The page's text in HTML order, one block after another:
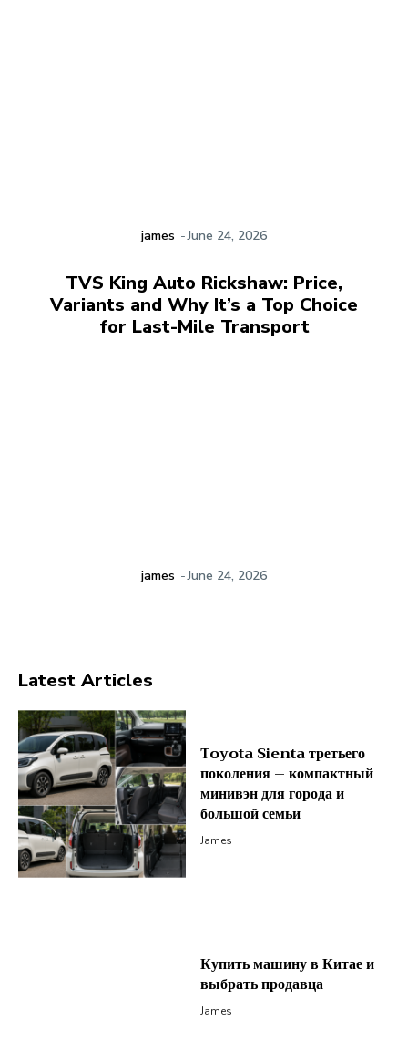
james -June 24, 2026
TVS King Auto Rickshaw: Price,
Variants and Why It’s a Top Choice
for Last-Mile Transport
james -June 24, 2026
Latest Articles
Toyota Sienta третьего
поколения – компактный
минивэн для города и
большой семьи
James
Купить машину в Китае и
выбрать продавца
James